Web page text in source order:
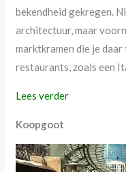
bekendheid gekregen.
architectuur, maar
marktkramen die je
restaurants, zoals een
Lees verder
Koopgoot